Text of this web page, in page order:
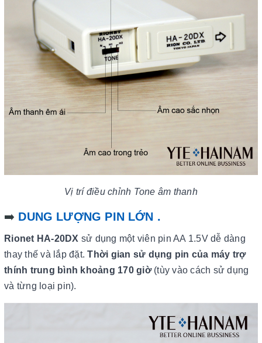
Vị trí điều chỉnh Tone âm thanh
➡️ DUNG LƯỢNG PIN LỚN .
Rionet HA-20DX sử dụng một viên pin AA 1.5V dễ dàng
thay thế và lắp đặt.Thời gian sử dụng pin của máy trợ
thính trung bình khoảng 170 giờ(tùy vào cách sử dụng
và từng loại pin).